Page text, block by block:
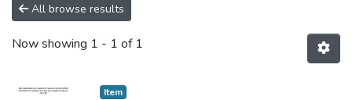
All browse results
Now showing 1 - 1 of 1
Item